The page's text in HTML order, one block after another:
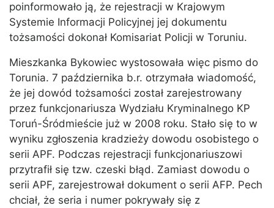
poinformowało ją, że rejestracji w Krajowym
Systemie Informacji Policyjnej jej dokumentu
tożsamości dokonał Komisariat Policji w Toruniu.
Mieszkanka Bykowiec wystosowała więc pismo do
Torunia. 7 października b.r. otrzymała wiadomość,
że jej dowód tożsamości został zarejestrowany
przez funkcjonariusza Wydziału Kryminalnego KP
Toruń-Śródmieście już w 2008 roku. Stało się to w
wyniku zgłoszenia kradzieży dowodu osobistego o
serii APF. Podczas rejestracji funkcjonariuszowi
przytrafił się tzw. czeski błąd. Zamiast dowodu o
serii APF, zarejestrował dokument o serii AFP. Pech
chciał, że seria i numer pokrywały się z